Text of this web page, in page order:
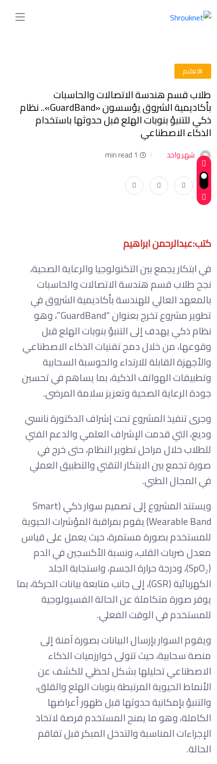
#تعليم
طلاب قسم هندسة الاتصالات والحاسبات
بأكاديمية الشروق يؤسسون «GuardBand».. نظام
ذكي للتنبؤ بنوبات الهلع قبل حدوثها باستخدام
الذكاء الاصطناعي
شهر واحد 1 min read
كتب:عبدالرحمن ابراهيم
في ابتكار يجمع بين التكنولوجيا والرعاية الصحية،
نجح طلاب قسم هندسة الاتصالات والحاسبات
بالمعهد العالي للهندسة بأكاديمية الشروق في
تطوير مشروع تخرج بعنوان “GuardBand”، وهو
نظام ذكي يهدف إلى التنبؤ بنوبات الهلع قبل
وقوعها، من خلال دمج تقنيات الذكاء الاصطناعي
والأجهزة القابلة للارتداء والحوسبة السحابية
وتطبيقات الهواتف الذكية، بما يساهم في تحسين
جودة الرعاية الصحية وتعزيز سلامة المرضى.
وجرى تنفيذ المشروع تحت إشراف الدكتورة نانسي
وديع، التي قدمت الإشراف العلمي والدعم الفني
للطلاب خلال مراحل تطوير النظام، حتى خرج في
صورة تجمع بين الابتكار التقني والتطبيق العملي
في المجال الطبي.
ويستند المشروع إلى تصميم سوار ذكي (Smart
Wearable Band) يقوم بمراقبة المؤشرات الحيوية
للمستخدم بصورة مستمرة، حيث يعمل على قياس
معدل ضربات القلب، ونسبة الأكسجين في الدم
(SpO₂)، ودرجة حرارة الجسم، واستجابة الجلد
الكهربائية (GSR)، إلى جانب متابعة بيانات الحركة، بما
يوفر صورة متكاملة عن الحالة الفسيولوجية
للمستخدم في الوقت الفعلي.
ويقوم السوار بإرسال البيانات بصورة آمنة إلى
منصة سحابية، حيث تتولى خوارزميات الذكاء
الاصطناعي تحليلها بشكل لحظي للكشف عن
الأنماط الحيوية المرتبطة بنوبات الهلع والقلق،
والتنبؤ بإمكانية حدوثها قبل ظهور أعراضها
الكاملة، وهو ما يمنح المستخدم فرصة لاتخاذ
الإجراءات المناسبة والتدخل المبكر قبل تفاقم
الحالة.